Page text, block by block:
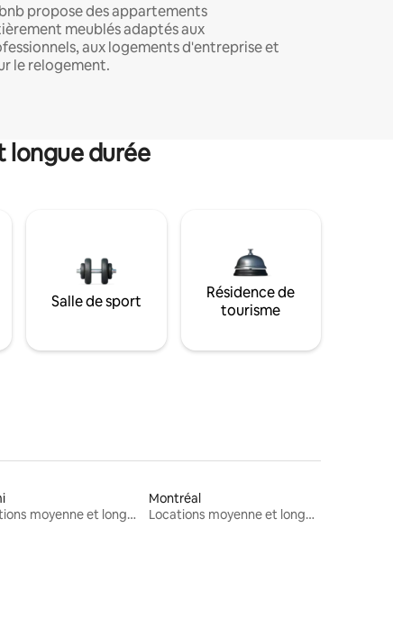
propose des appartements
meublés adaptés aux
aux logements d'entreprise et
le relogement.
longue durée
Salle de sport
Résidence de
tourisme
Locations moyenne et longue durée
Montréal
Locations moyenne et longue durée